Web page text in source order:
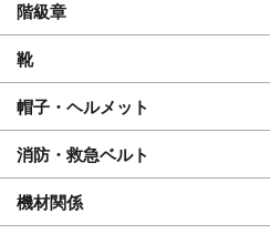
階級章
靴
帽子・ヘルメット
消防・救急ベルト
機材関係